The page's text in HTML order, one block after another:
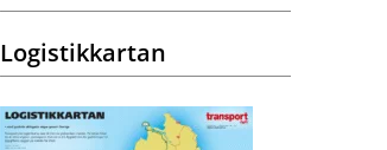
Logistikkartan